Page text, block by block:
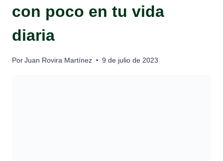
con poco en tu vida
diaria
PorJuan Rovira Martínez 9 de julio de 2023